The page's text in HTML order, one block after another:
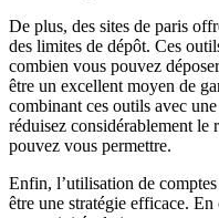
De plus, des sites de paris
des limites de dépôt. Ces
combien vous pouvez
être un excellent moyen de
combinant ces outils avec
réduisez considérablement le
pouvez vous permettre.
Enfin, l’utilisation de
être une stratégie efficace.